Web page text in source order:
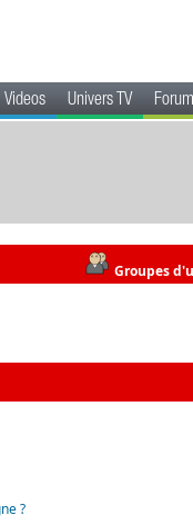
Videos Univers TV
Groupes
?